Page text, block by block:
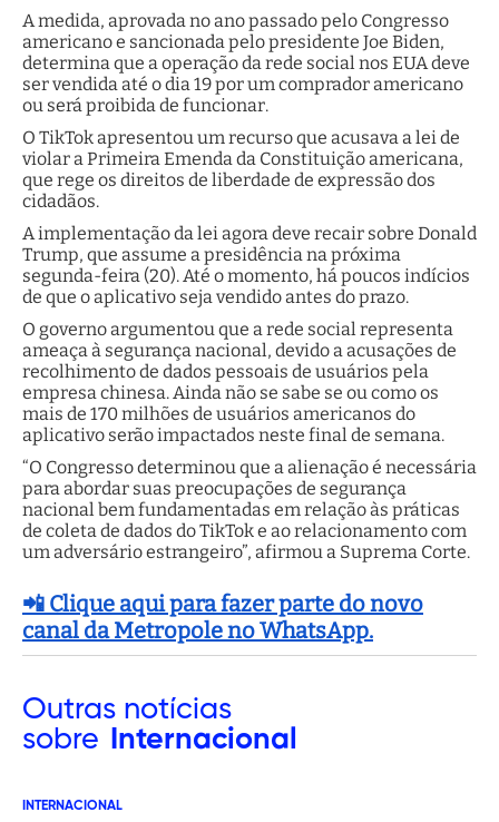
A medida, aprovada no ano passado pelo Congresso
americano e sancionada pelo presidente Joe Biden,
determina que a operação da rede social nos EUA deve
ser vendida até o dia 19 por um comprador americano
ou será proibida de funcionar.
O TikTok apresentou um recurso que acusava a lei de
violar a Primeira Emenda da Constituição americana,
que rege os direitos de liberdade de expressão dos
cidadãos.
A implementação da lei agora deve recair sobre Donald
Trump, que assume a presidência na próxima
segunda-feira (20). Até o momento, há poucos indícios
de que o aplicativo seja vendido antes do prazo.
O governo argumentou que a rede social representa
ameaça à segurança nacional, devido a acusações de
recolhimento de dados pessoais de usuários pela
empresa chinesa. Ainda não se sabe se ou como os
mais de 170 milhões de usuários americanos do
aplicativo serão impactados neste final de semana.
“O Congresso determinou que a alienação é necessária
para abordar suas preocupações de segurança
nacional bem fundamentadas em relação às práticas
de coleta de dados do TikTok e ao relacionamento com
um adversário estrangeiro”, afirmou a Suprema Corte.
📲 Clique aqui para fazer parte do novo
canal da Metropole no WhatsApp.
Outras notícias
sobre
Internacional
INTERNACIONAL